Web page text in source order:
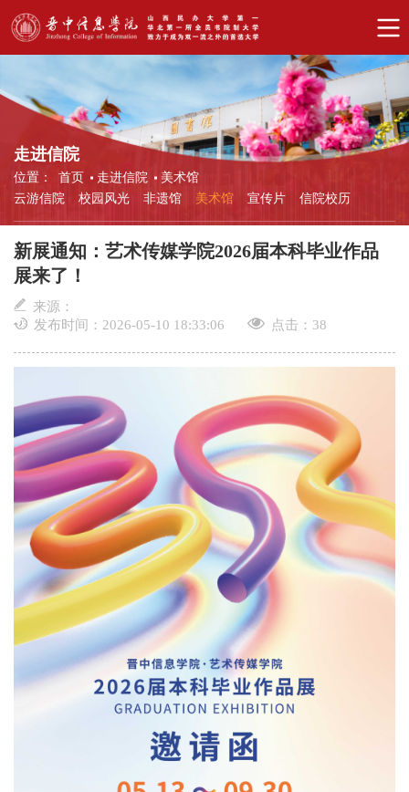
走进信院
位置： 首页 走进信院
美术馆
云游信院
校园风光 非遗馆 美术馆 宣传片 信院校历
新展通知：艺术传媒学院2026届本科毕业作品
展来了！
来源：
发布时间：2026-05-10 18:33:06
点击： 38